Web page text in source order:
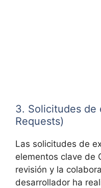
3. Solicitudes de
Requests)
Las solicitudes de
elementos clave de
revisión y la
desarrollador ha